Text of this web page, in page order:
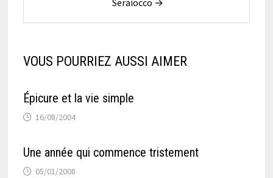
Seraiocco →
VOUS POURRIEZ AUSSI AIMER
Épicure et la vie simple
16/08/2004
Une année qui commence tristement
05/01/2008